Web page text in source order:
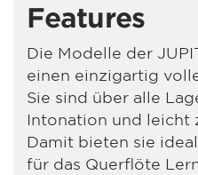
Features
Die Modelle der
einen einzigartig
Sie sind über alle
Intonation und leicht
Damit bieten sie
für das Querflöte